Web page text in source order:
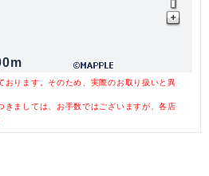
ります。そのため、実際のお取り扱いと異
ましては、お手数ではございますが、各店